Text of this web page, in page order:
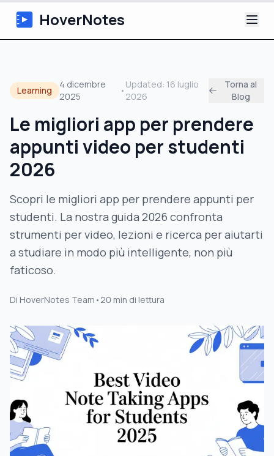
HoverNotes
Extension
Appunti Video IA
Tutorial
Blog
Learning
4 dicembre
2025
•
Updated: 16 luglio
2026
Torna al
Blog
Le migliori app per prendere
appunti video per studenti
2026
Scopri le migliori app per prendere appunti per
studenti. La nostra guida 2026 confronta
strumenti per video, lezioni e ricerca per aiutarti
a studiare in modo più intelligente, non più
faticoso.
Di HoverNotes Team • 20 min di lettura